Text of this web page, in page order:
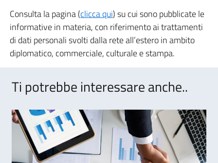
Consulta la pagina (clicca qui) su cui sono pubblicate le
informative in materia, con riferimento ai trattamenti
di dati personali svolti dalla rete all’estero in ambito
diplomatico, commerciale, culturale e stampa.
Ti potrebbe interessare anche..